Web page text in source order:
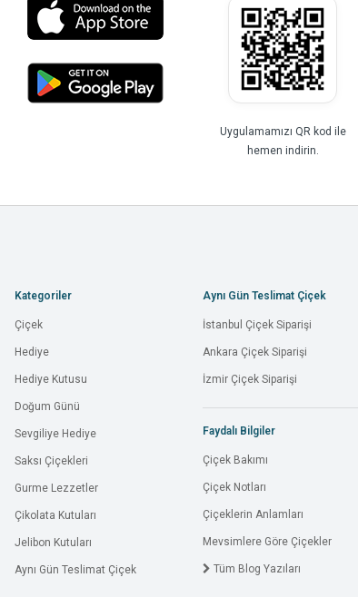
Uygulamamızı QR kod ile
hemen indirin.
Kategoriler
Çiçek
Hediye
Hediye Kutusu
Doğum Günü
Sevgiliye Hediye
Saksı Çiçekleri
Gurme Lezzetler
Çikolata Kutuları
Jelibon Kutuları
Aynı Gün Teslimat Çiçek
Aynı Gün Teslimat Çiçek
İstanbul Çiçek Siparişi
Ankara Çiçek Siparişi
İzmir Çiçek Siparişi
Faydalı Bilgiler
Çiçek Bakımı
Çiçek Notları
Çiçeklerin Anlamları
Mevsimlere Göre Çiçekler
Tüm Blog Yazıları